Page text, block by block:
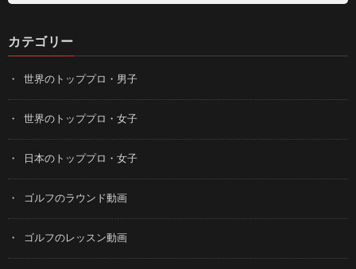
カテゴリー
世界のトッププロ・男子
世界のトッププロ・女子
日本のトッププロ・女子
ゴルフのラウンド動画
ゴルフのレッスン動画